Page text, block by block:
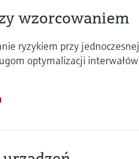
wzorcowaniem
ryzykiem przy jednoczesnej
optymalizacji interwałów